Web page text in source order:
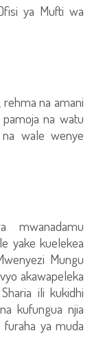
ya Mufti wa
na amani
na watu
wale wenye
mwanadamu
yake kuelekea
Mungu
akawapeleka
ili kukidhi
kufungua njia
ya muda